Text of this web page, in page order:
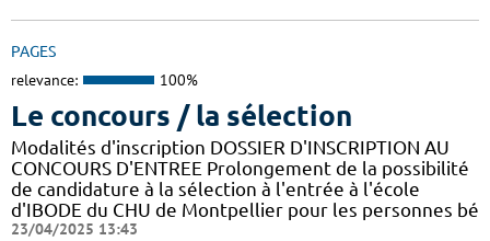
PAGES
relevance: 100%
Le concours / la sélection
Modalités d'inscription DOSSIER D'INSCRIPTION AU
CONCOURS D'ENTREE Prolongement de la possibilité
de candidature à la sélection à l'entrée à l'école
d'IBODE du CHU de Montpellier pour les personnes bé
23/04/2025 13:43